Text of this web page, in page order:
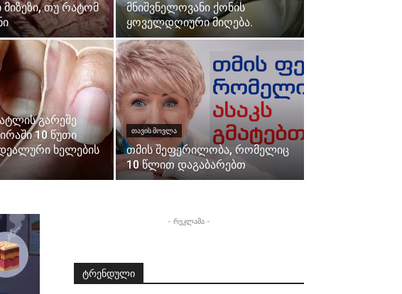
თუ რატომ
მნიშვნელოვანი ქონის
ყოველდღიური მიღება.
გარეშე
10 წუთი
ხელების
ᲗᲐᲕᲘᲡ ᲛᲝᲕᲚᲐ
თმის შეფერილობა, რომელიც
10 წლით დაგაბარებთ
- რეკლამა -
ტრენდული